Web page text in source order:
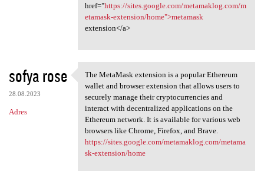
href="https://sites.google.com/metamaklog.com/m
etamask-extension/home">metamask
extension</a>
sofya rose
28.08.2023
Adres
The MetaMask extension is a
The MetaMask extension is a popular Ethereum
wallet and browser extension that allows users to
securely manage their cryptocurrencies and
interact with decentralized applications on the
Ethereum network. It is available for various web
browsers like Chrome, Firefox, and Brave.
https://sites.google.com/metamaklog.com/metama
sk-extension/home